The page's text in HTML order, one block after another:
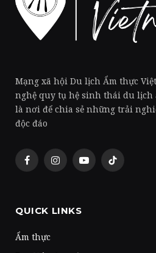
Mạng xã hội Du lịch Ẩm thực
nghệ quy tụ hệ sinh thái du lịch
là nơi để chia sẻ những trải
độc đáo
FacebookInstagramYouTubeTikTok
QUICK LINKS
Ẩm thực